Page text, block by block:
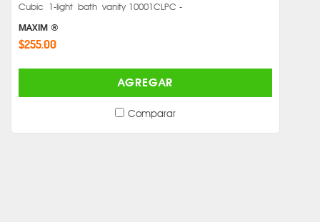
Cubic 1-light bath vanity 10001CLPC -
MAXIM ®
$255.00
AGREGAR
Comparar